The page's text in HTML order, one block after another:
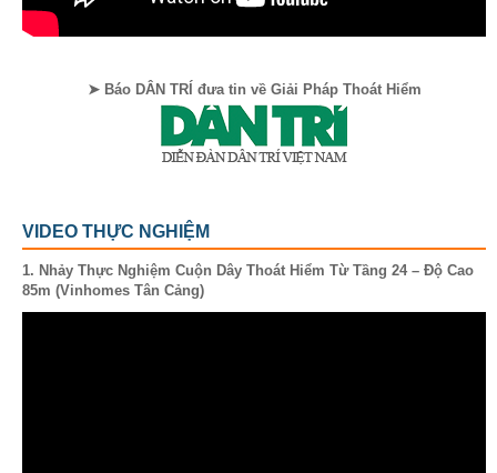
➤ Báo DÂN TRÍ đưa tin về Giải Pháp Thoát Hiểm
VIDEO THỰC NGHIỆM
1. Nhảy Thực Nghiệm Cuộn Dây Thoát Hiểm Từ Tầng 24 – Độ Cao
85m (Vinhomes Tân Cảng)